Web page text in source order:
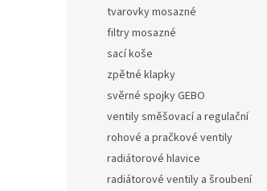
tvarovky mosazné
filtry mosazné
sací koše
zpětné klapky
svěrné spojky GEBO
ventily směšovací a regulační
rohové a pračkové ventily
radiátorové hlavice
radiátorové ventily a šroubení